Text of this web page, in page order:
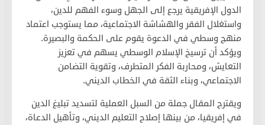
الدول الإفريقية يرجع إلى الجهل وسوء الفهم للدين،
واستغلال الفقر والهشاشة الاجتماعية، مما يستوجب اعتماد
منهج وسطي في الدعوة يقوم على الحكمة والبصيرة.
ويؤكد أن ترسيخ الإسلام الوسطي يسهم في تعزيز
التعايش، ومحاربة الفكر المتطرف، وتقوية التضامن
الاجتماعي، وبناء الثقة في الخطاب الديني.
ويقترح المقال جملة من السبل العملية لتسديد تبليغ الدين
في إفريقيا، من بينها إصلاح التعليم الديني، وتأهيل الدعاة،